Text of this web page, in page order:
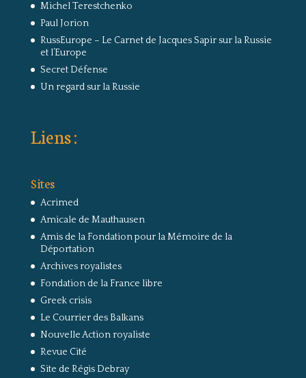
Michel Terestchenko
Paul Jorion
RussEurope – Le Carnet de Jacques Sapir sur la Russie
et l’Europe
Secret Défense
Un regard sur la Russie
Liens :
Sites
Acrimed
Amicale de Mauthausen
Amis de la Fondation pour la Mémoire de la
Déportation
Archives royalistes
Fondation de la France libre
Greek crisis
Le Courrier des Balkans
Nouvelle Action royaliste
Revue Cité
Site de Régis Debray